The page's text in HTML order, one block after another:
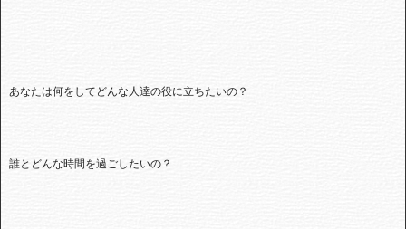
あなたは何をしてどんな人達の役に立ちたいの？
誰とどんな時間を過ごしたいの？